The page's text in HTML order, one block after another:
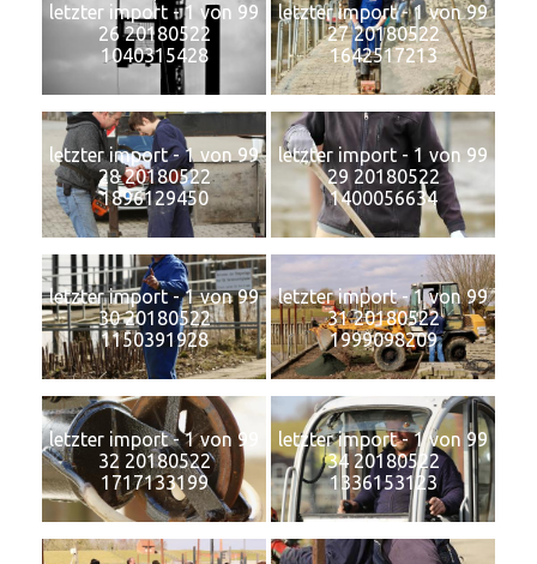
letzter import - 1 von 99
26 20180522
1040315428
letzter import - 1 von 99
27 20180522
1642517213
letzter import - 1 von 99
28 20180522
1896129450
letzter import - 1 von 99
29 20180522
1400056634
letzter import - 1 von 99
30 20180522
1150391928
letzter import - 1 von 99
31 20180522
1999098209
letzter import - 1 von 99
32 20180522
1717133199
letzter import - 1 von 99
34 20180522
1336153123